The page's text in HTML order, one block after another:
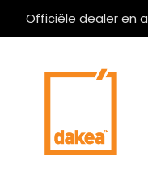
Officiële dealer en